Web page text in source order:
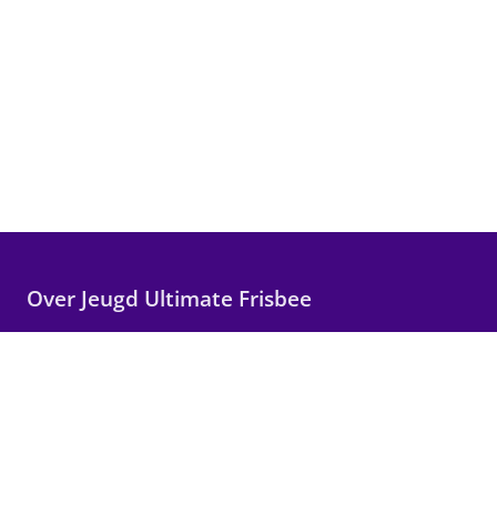
Over Jeugd Ultimate Frisbee